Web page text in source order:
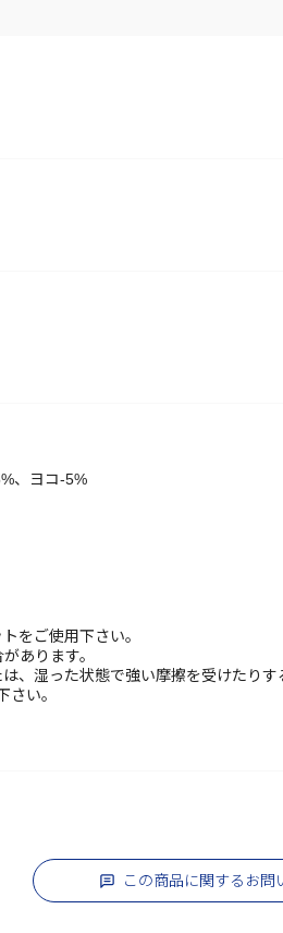
、ヨコ-5%
をご使用下さい。
あります。
、湿った状態で強い摩擦を受けたりす
さい。
この商品に関するお問